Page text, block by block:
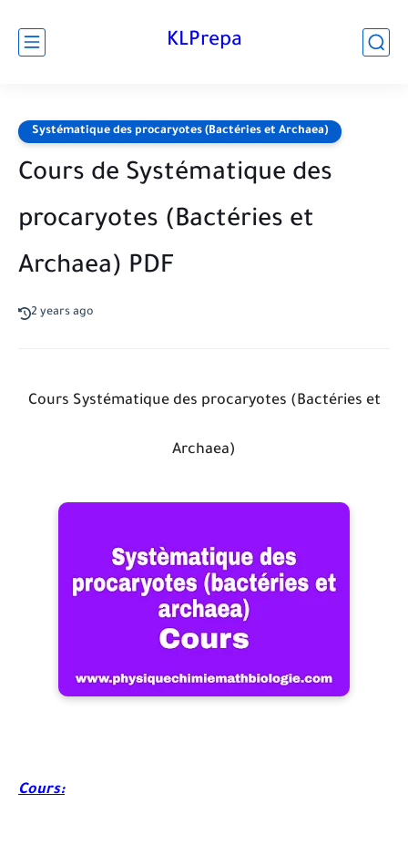
KLPrepa
Systématique des procaryotes (Bactéries et Archaea)
Cours de Systématique des
procaryotes (Bactéries et
Archaea) PDF
2 years ago
Cours Systématique des procaryotes (Bactéries et
Archaea)
Cours: